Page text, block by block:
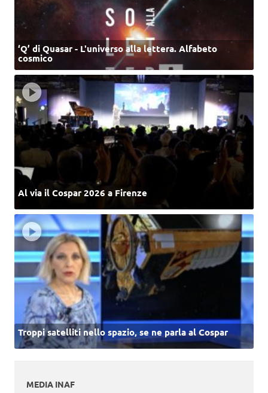
‘Q’ di Quasar - L'universo alla lettera. Alfabeto
cosmico
Al via il Cospar 2026 a Firenze
Troppi satelliti nello spazio, se ne parla al Cospar
MEDIA INAF